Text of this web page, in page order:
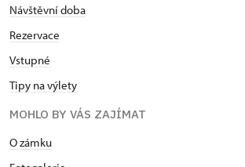
Návštěvní doba
Rezervace
Vstupné
Tipy na výlety
MOHLO BY VÁS ZAJÍMAT
O zámku